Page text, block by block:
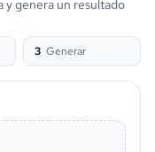
y genera un resultado
3 Generar